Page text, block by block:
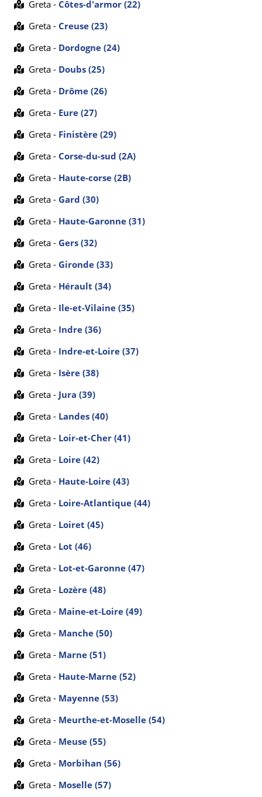
Greta - Côtes-d'armor (22)
Greta - Creuse (23)
Greta - Dordogne (24)
Greta - Doubs (25)
Greta - Drôme (26)
Greta - Eure (27)
Greta - Finistère (29)
Greta - Corse-du-sud (2A)
Greta - Haute-corse (2B)
Greta - Gard (30)
Greta - Haute-Garonne (31)
Greta - Gers (32)
Greta - Gironde (33)
Greta - Hérault (34)
Greta - Ile-et-Vilaine (35)
Greta - Indre (36)
Greta - Indre-et-Loire (37)
Greta - Isère (38)
Greta - Jura (39)
Greta - Landes (40)
Greta - Loir-et-Cher (41)
Greta - Loire (42)
Greta - Haute-Loire (43)
Greta - Loire-Atlantique (44)
Greta - Loiret (45)
Greta - Lot (46)
Greta - Lot-et-Garonne (47)
Greta - Lozère (48)
Greta - Maine-et-Loire (49)
Greta - Manche (50)
Greta - Marne (51)
Greta - Haute-Marne (52)
Greta - Mayenne (53)
Greta - Meurthe-et-Moselle (54)
Greta - Meuse (55)
Greta - Morbihan (56)
Greta - Moselle (57)